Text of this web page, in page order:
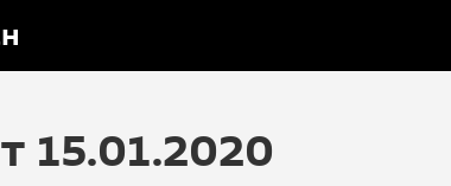
15.01.2020